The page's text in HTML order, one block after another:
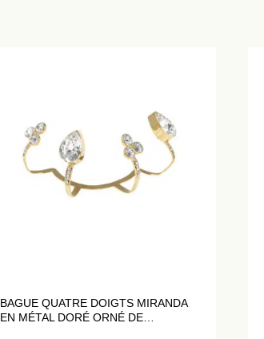
BAGUE QUATRE DOIGTS MIRANDA
EN MÉTAL DORÉ ORNÉ DE